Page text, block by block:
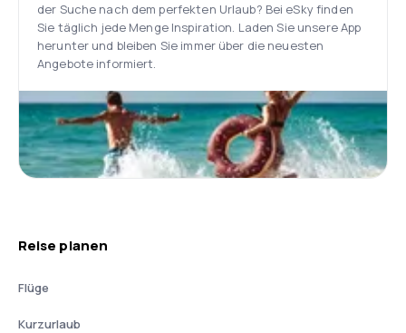
der Suche nach dem perfekten Urlaub? Bei eSky finden
Sie täglich jede Menge Inspiration. Laden Sie unsere App
herunter und bleiben Sie immer über die neuesten
Angebote informiert.
Reise planen
Flüge
Kurzurlaub